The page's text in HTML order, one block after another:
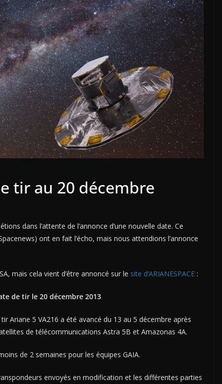
tir au 20 décembre
dans l’attente de l’annonce d’une nouvelle date. Ce
ont en fait l’écho, mais nous attendions l’annonce
mais cela vient d’être annoncé sur le site d’ARIANESPACE :
de tir le 20 décembre 2013
Ariane 5 VA216 a été avancé du 13 au 5 décembre après
de télécommunications Astra 5B et Amazonas 4A.
de 2 semaines pour les équipes GAIA.
envoyés en modification et les différentes parties